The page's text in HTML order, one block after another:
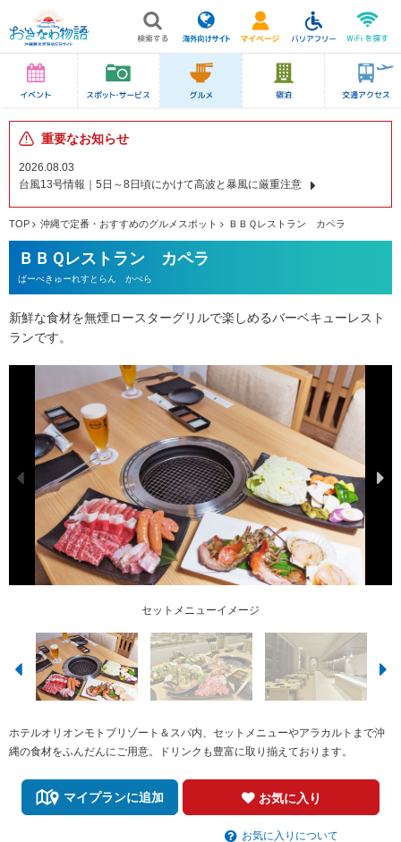
重要なお知らせ
2026.08.03
台風13号情報｜5日～8日頃にかけて高波と暴風に厳重注意
TOP 沖縄で定番・おすすめのグルメスポット ＢＢＱレストラン カペラ
ＢＢＱレストラン カペラ
ばーべきゅーれすとらん かぺら
新鮮な食材を無煙ロースターグリルで楽しめるバーベキューレスト
ランです。
セットメニューイメージ
ファミリーやグループで
レストラン店内
ホテルオリオンモトブリゾート＆スパ
エメラルドビーチが目の前 景色の綺麗な立地です。
ホテルオリオンモトブリゾート＆スパ内、セットメニューやアラカルトまで沖
縄の食材をふんだんにご用意。ドリンクも豊富に取り揃えております。
マイプランに追加 お気に入り
お気に入りについて